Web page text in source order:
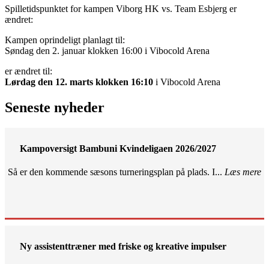
Spilletidspunktet for kampen Viborg HK vs. Team Esbjerg er
ændret:
Kampen oprindeligt planlagt til:
Søndag den 2. januar klokken 16:00 i Vibocold Arena
er ændret til:
Lørdag den 12. marts klokken 16:10 i Vibocold Arena
Seneste nyheder
Kampoversigt Bambuni Kvindeligaen 2026/2027
Så er den kommende sæsons turneringsplan på plads. I... Læs mere
Ny assistenttræner med friske og kreative impulser